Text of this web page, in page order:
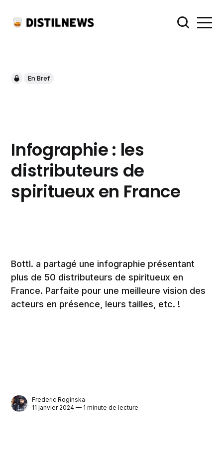
En Bref
Infographie : les
distributeurs de
spiritueux en France
Bottl. a partagé une infographie présentant
plus de 50 distributeurs de spiritueux en
France. Parfaite pour une meilleure vision des
acteurs en présence, leurs tailles, etc. !
Frederic Roginska
11 janvier 2024 — 1 minute de lecture